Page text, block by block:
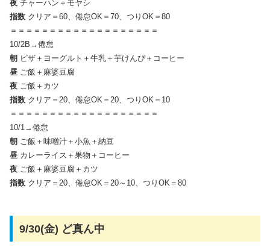
夜 チャーハン＋モヤシ
指数 クリア＝60、倦怠OK＝70、つりOK＝80
＝＝＝＝＝＝＝＝＝＝＝＝＝＝＝＝＝＝＝
10/2B→倦怠
朝 ピザ＋ヨーグルト＋牛乳＋芋けんぴ＋コーヒー
昼 ご飯＋麻婆豆腐
夜 ご飯＋カツ
指数 クリア＝20、倦怠OK＝20、つりOK＝10
＝＝＝＝＝＝＝＝＝＝＝＝＝＝＝＝＝＝＝
10/1→倦怠
朝 ご飯＋味噌汁＋小魚＋納豆
昼 カレーライス＋果物＋コーヒー
夜 ご飯＋麻婆豆腐＋カツ
指数 クリア＝20、倦怠OK＝20～10、つりOK＝80
9/30(金) ど真ん中